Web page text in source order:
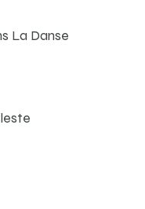
La Danse